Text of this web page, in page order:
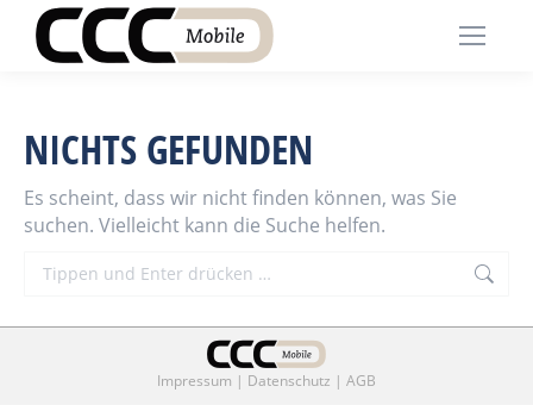
NICHTS GEFUNDEN
Es scheint, dass wir nicht finden können, was Sie
suchen. Vielleicht kann die Suche helfen.
Search:
Impressum | Datenschutz | AGB